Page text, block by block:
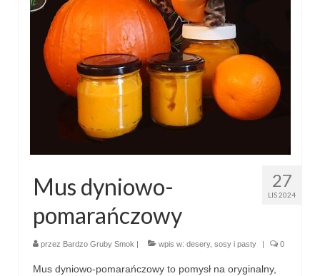
27
LIS 2024
Mus dyniowo-
pomarańczowy
przez Bardzo Gruby Smok wpis w: desery, sosy i pasty 0
Mus dyniowo-pomarańczowy to pomysł na oryginalny,